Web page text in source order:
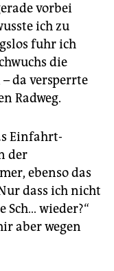
vorbei
ich zu
fuhr ich
die
da versperrte
Radweg.
Einfahrt-
der
ebenso das
dass ich nicht
Sch… wieder?“
aber wegen